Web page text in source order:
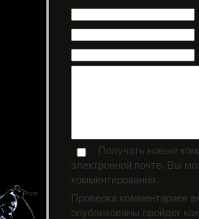
Получать новые
электронной почте. Вы
комментирования.
Проверка комментариев
опубликованы пройдет